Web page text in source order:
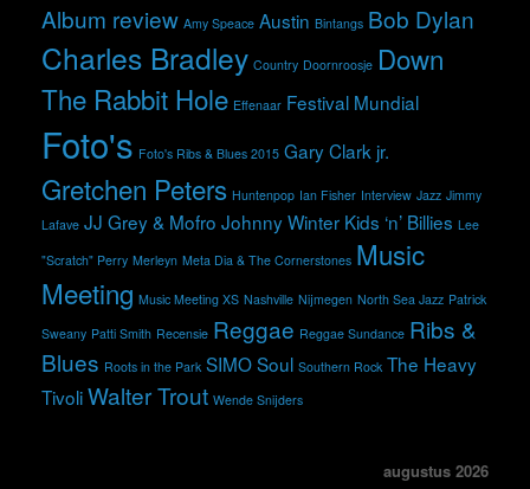
Album review Amy Speace Austin Bintangs Bob Dylan
Charles Bradley Country Doornroosje Down
The Rabbit Hole Effenaar Festival Mundial
Foto's Foto's Ribs & Blues 2015 Gary Clark jr.
Gretchen Peters Huntenpop Ian Fisher Interview Jazz Jimmy
Lafave JJ Grey & Mofro Johnny Winter Kids ‘n’ Billies Lee
"Scratch" Perry Merleyn Meta Dia & The Cornerstones Music
Meeting Music Meeting XS Nashville Nijmegen North Sea Jazz Patrick
Sweany Patti Smith Recensie Reggae Reggae Sundance Ribs &
Blues Roots in the Park SIMOSoul Southern Rock The Heavy
TivoliWalter Trout Wende Snijders
augustus 2026